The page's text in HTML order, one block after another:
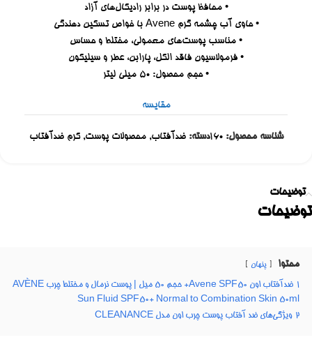
• محافظ پوست در برابر رادیکال‌های آزاد
• حاوی آب چشمه گرم Avene با خواص تسکین دهندگی
• مناسب پوست‌های معمولی، مختلط و حساس
• فرمولاسیون فاقد الکل، پارابن، عطر و سیلیکون
• حجم محصول: ۵۰ میلی لیتر
مقایسه
شناسه محصول:160دسته: ضدآفتاب, محصولات پوست, کرم ضدآفتاب
توضیحات
توضیحات
محتوا پنهان
1
ضدآفتاب اون Avene SPF50+ حجم 50 میل | پوست نرمال و مختلط چرب AVÈNE
Sun Fluid SPF50+ Normal to Combination Skin 50ml
2 ویژگی‌های ضد آفتاب پوست چرب اون مدل CLEANANCE